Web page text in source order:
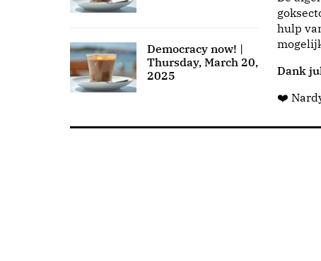
Democracy now! |
Thursday, March 20,
2025
hulp
Dank
❤️